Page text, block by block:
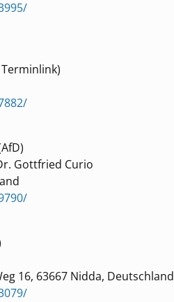
Gottfried Curio
16, 63667 Nidda, Deutschland